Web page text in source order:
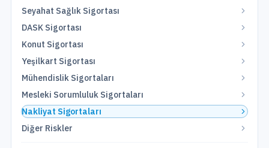
Seyahat Sağlık Sigortası
DASK Sigortası
Konut Sigortası
Yeşilkart Sigortası
Mühendislik Sigortaları
Mesleki Sorumluluk Sigortaları
Nakliyat Sigortaları
Diğer Riskler